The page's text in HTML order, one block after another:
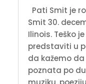
Pati Smit je
Smit 30.
Ilinois. Teško
predstaviti u
da kažemo
poznata po